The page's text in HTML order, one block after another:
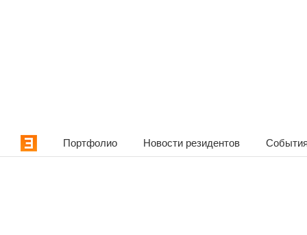
Портфолио Новости резидентов